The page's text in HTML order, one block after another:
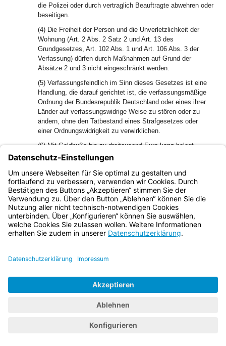
die Polizei oder durch vertraglich Beauftragte abwehren oder
beseitigen.
(4) Die Freiheit der Person und die Unverletzlichkeit der
Wohnung (Art. 2 Abs. 2 Satz 2 und Art. 13 des
Grundgesetzes, Art. 102 Abs. 1 und Art. 106 Abs. 3 der
Verfassung) dürfen durch Maßnahmen auf Grund der
Absätze 2 und 3 nicht eingeschränkt werden.
(5) Verfassungsfeindlich im Sinn dieses Gesetzes ist eine
Handlung, die darauf gerichtet ist, die verfassungsmäßige
Ordnung der Bundesrepublik Deutschland oder eines ihrer
Länder auf verfassungswidrige Weise zu stören oder zu
ändern, ohne den Tatbestand eines Strafgesetzes oder
einer Ordnungswidrigkeit zu verwirklichen.
(6) Mit Geldbuße bis zu dreitausend Euro kann belegt
werden, wer vorsätzlich oder fahrlässig einer auf Grund des
Abs. 2 erlassenen vollziehbaren Anordnung einer
Meldeauflage, eines Betretungsverbots oder eines
Aufenthaltsverbots zuwiderhandelt.
Bayern.de
BayernPortal
Impressum